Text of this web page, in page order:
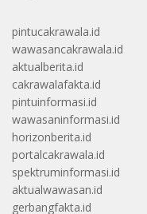
pintucakrawala.id
wawasancakrawala.id
aktualberita.id
cakrawalafakta.id
pintuinformasi.id
wawasaninformasi.id
horizonberita.id
portalcakrawala.id
spektruminformasi.id
aktualwawasan.id
gerbangfakta.id